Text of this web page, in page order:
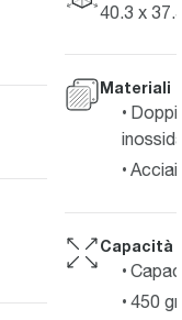
40.3 x
Materiali
Capacità
450